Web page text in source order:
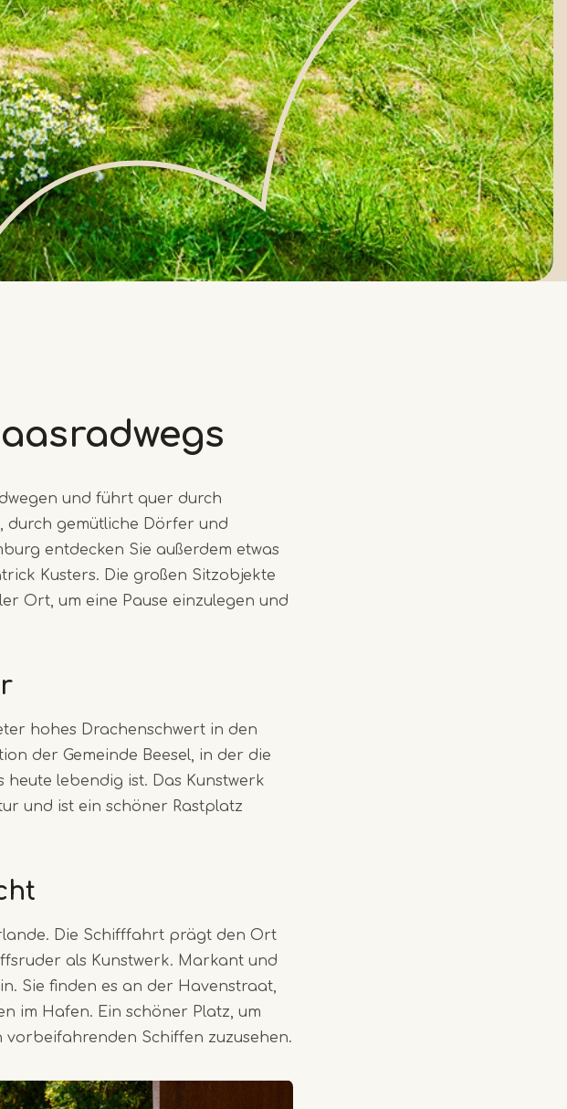
und führt quer durch
durch gemütliche Dörfer und
entdecken Sie außerdem etwas
Kusters. Die großen Sitzobjekte
Ort, um eine Pause einzulegen und
hohes Drachenschwert in den
der Gemeinde Beesel, in der die
heute lebendig ist. Das Kunstwerk
und ist ein schöner Rastplatz
Die Schifffahrt prägt den Ort
als Kunstwerk. Markant und
Sie finden es an der Havenstraat,
im Hafen. Ein schöner Platz, um
vorbeifahrenden Schiffen zuzusehen.